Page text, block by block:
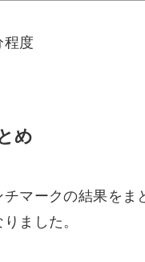
度
め
マークの結果をま
ました。